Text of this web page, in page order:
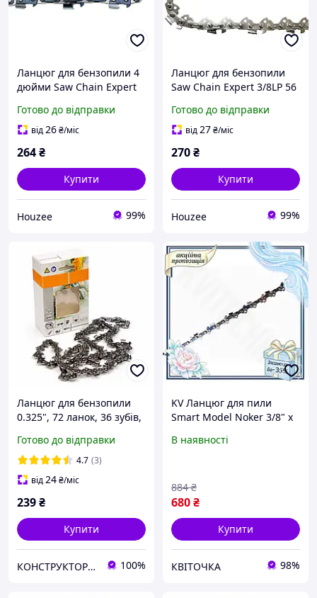
Ланцюг для бензопили 4
дюйми Saw Chain Expert
різання деревини висока
міцність
Готово до відправки
від26₴/міс
264₴
Купити
Houzee 99%
Ланцюг для бензопили
Saw Chain Expert 3/8LP 56
розпилу деревини
високої міцності
Готово до відправки
від27₴/міс
270₴
Купити
Houzee 99%
Ланцюг для бензопили
0.325", 72 ланок, 36 зубів,
для твердих порід
деревини
Готово до відправки
4.7 (3)
від24₴/міс
239₴
Купити
КОНСТРУКТОР онлайн-магазин 100%
KV Ланцюг для пили
Smart Model Noker 3/8" x
бензопили для
В наявності
680₴
884 ₴
Купити
КВІТОЧКА 98%